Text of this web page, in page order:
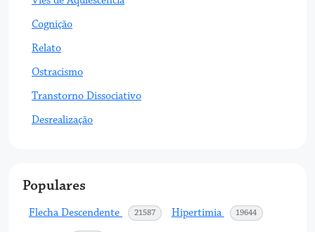
Cognição
Relato
Ostracismo
Transtorno Dissociativo
Desrealização
Populares
Flecha Descendente 21587acessosHipertimia 19644acessos